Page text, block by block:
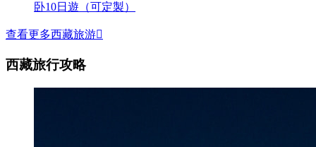
卧10日遊（可定製）
查看更多西藏旅游
西藏旅行攻略